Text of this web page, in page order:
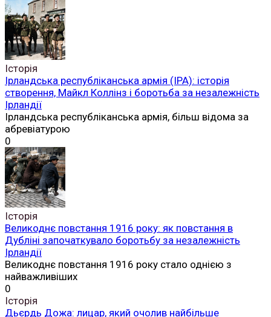
Історія
Ірландська республіканська армія (ІРА): історія
створення, Майкл Коллінз і боротьба за незалежність
Ірландії
Ірландська республіканська армія, більш відома за
абревіатурою
0
Історія
Великоднє повстання 1916 року: як повстання в
Дубліні започаткувало боротьбу за незалежність
Ірландії
Великоднє повстання 1916 року стало однією з
найважливіших
0
Історія
Дьєрдь Дожа: лицар, який очолив найбільше